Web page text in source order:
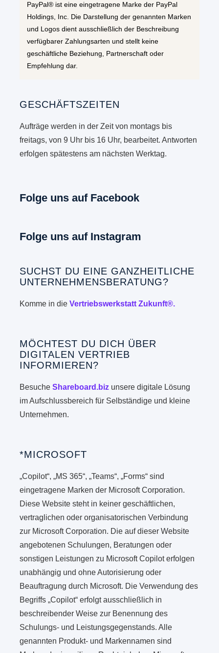
PayPal® ist eine eingetragene Marke der PayPal
Holdings, Inc. Die Darstellung der genannten Marken
und Logos dient ausschließlich der Beschreibung
verfügbarer Zahlungsarten und stellt keine
geschäftliche Beziehung, Partnerschaft oder
Empfehlung dar.
GESCHÄFTSZEITEN
Aufträge werden in der Zeit von montags bis
freitags, von 9 Uhr bis 16 Uhr, bearbeitet. Antworten
erfolgen spätestens am nächsten Werktag.
Folge uns auf Facebook
Folge uns auf Instagram
SUCHST DU EINE GANZHEITLICHE
UNTERNEHMENSBERATUNG?
Komme in dieVertriebswerkstatt Zukunft®.
MÖCHTEST DU DICH ÜBER
DIGITALEN VERTRIEB
INFORMIEREN?
BesucheShareboard.biz unsere digitale Lösung
im Aufschlussbereich für Selbständige und kleine
Unternehmen.
*MICROSOFT
„Copilot“, „MS 365“, „Teams“, „Forms“ sind
eingetragene Marken der Microsoft Corporation.
Diese Website steht in keiner geschäftlichen,
vertraglichen oder organisatorischen Verbindung
zur Microsoft Corporation. Die auf dieser Website
angebotenen Schulungen, Beratungen oder
sonstigen Leistungen zu Microsoft Copilot erfolgen
unabhängig und ohne Autorisierung oder
Beauftragung durch Microsoft. Die Verwendung des
Begriffs „Copilot“ erfolgt ausschließlich in
beschreibender Weise zur Benennung des
Schulungs- und Leistungsgegenstands. Alle
genannten Produkt- und Markennamen sind